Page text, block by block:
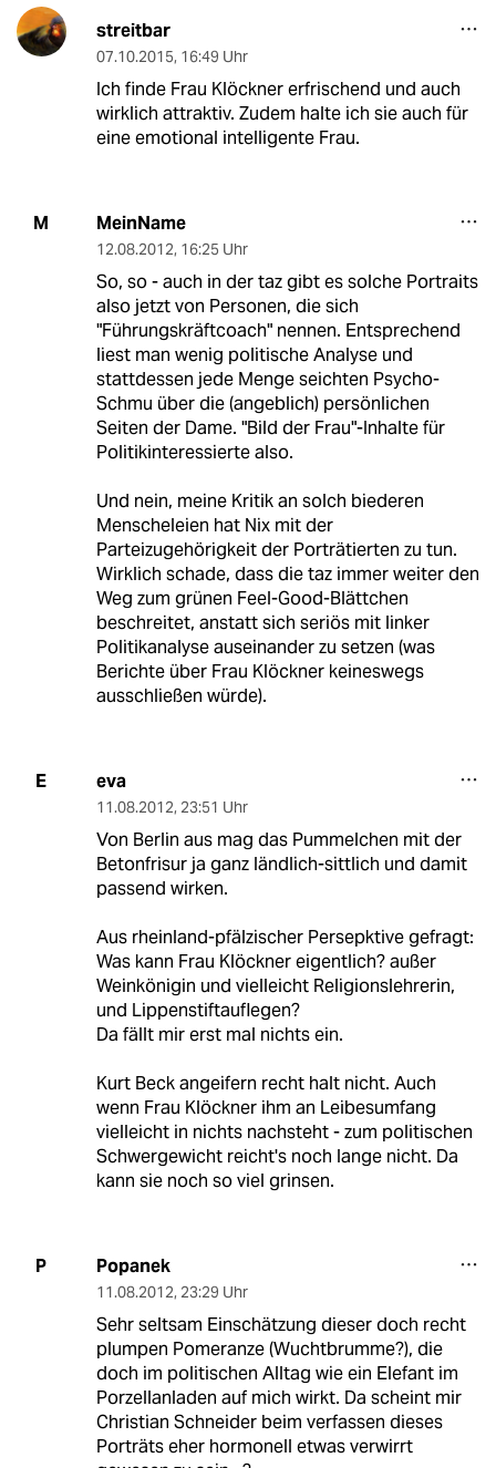
streitbar
07.10.2015, 16:49 Uhr
Ich finde Frau Klöckner erfrischend und auch
wirklich attraktiv. Zudem halte ich sie auch für
eine emotional intelligente Frau.
M MeinName
12.08.2012, 16:25 Uhr
So, so - auch in der taz gibt es solche Portraits
also jetzt von Personen, die sich
"Führungskräftcoach" nennen. Entsprechend
liest man wenig politische Analyse und
stattdessen jede Menge seichten Psycho-
Schmu über die (angeblich) persönlichen
Seiten der Dame. "Bild der Frau"-Inhalte für
Politikinteressierte also.
Und nein, meine Kritik an solch biederen
Menscheleien hat Nix mit der
Parteizugehörigkeit der Porträtierten zu tun.
Wirklich schade, dass die taz immer weiter den
Weg zum grünen Feel-Good-Blättchen
beschreitet, anstatt sich seriös mit linker
Politikanalyse auseinander zu setzen (was
Berichte über Frau Klöckner keineswegs
ausschließen würde).
E eva
11.08.2012, 23:51 Uhr
Von Berlin aus mag das Pummelchen mit der
Betonfrisur ja ganz ländlich-sittlich und damit
passend wirken.
Aus rheinland-pfälzischer Persepktive gefragt:
Was kann Frau Klöckner eigentlich? außer
Weinkönigin und vielleicht Religionslehrerin,
und Lippenstiftauflegen?
Da fällt mir erst mal nichts ein.
Kurt Beck angeifern recht halt nicht. Auch
wenn Frau Klöckner ihm an Leibesumfang
vielleicht in nichts nachsteht - zum politischen
Schwergewicht reicht's noch lange nicht. Da
kann sie noch so viel grinsen.
P Popanek
11.08.2012, 23:29 Uhr
Sehr seltsam Einschätzung dieser doch recht
plumpen Pomeranze (Wuchtbrumme?), die
doch im politischen Alltag wie ein Elefant im
Porzellanladen auf mich wirkt. Da scheint mir
Christian Schneider beim verfassen dieses
Porträts eher hormonell etwas verwirrt